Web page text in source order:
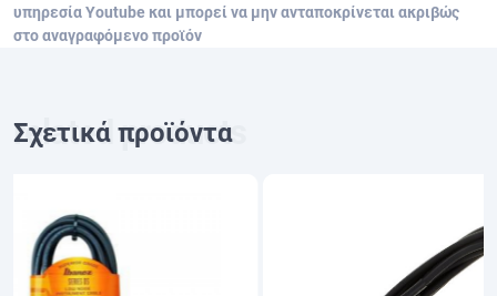
υπηρεσία Youtube και μπορεί να μην ανταποκρίνεται ακριβώς
στο αναγραφόμενο προϊόν
Σχετικά προϊόντα